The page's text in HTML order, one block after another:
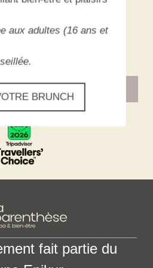
fait partie du
aux adultes (16 ans et
BRUNCH